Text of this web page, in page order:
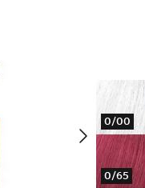
0/00
0/65